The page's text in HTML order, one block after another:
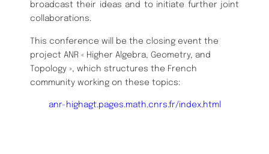
broadcast their ideas and to initiate further joint
collaborations.
This conference will be the closing event the
project ANR « Higher Algebra, Geometry, and
Topology », which structures the French
community working on these topics:
anr-highagt.pages.math.cnrs.fr/index.html